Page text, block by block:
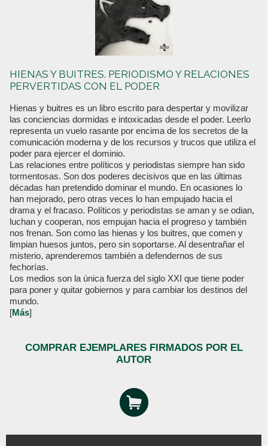
HIENAS Y BUITRES. PERIODISMO Y RELACIONES
PERVERTIDAS CON EL PODER
Hienas y buitres es un libro escrito para despertar y movilizar
las conciencias dormidas e intoxicadas desde el poder. Leerlo
representa un vuelo rasante por encima de los secretos de la
comunicación moderna y de los recursos y trucos que utiliza el
poder para ejercer el dominio.
Las relaciones entre políticos y periodistas siempre han sido
tormentosas. Son dos poderes decisivos que en las últimas
décadas han pretendido dominar el mundo. En ocasiones lo
han mejorado, pero otras veces lo han empujado hacia el
drama y el fracaso. Políticos y periodistas se aman y se odian,
luchan y cooperan, nos empujan hacia el progreso y también
nos frenan. Son como las hienas y los buitres, que comen y
limpian huesos juntos, pero sin soportarse. Al desentrañar el
misterio, aprenderemos también a defendernos de sus
fechorías.
Los medios son la única fuerza del siglo XXI que tiene poder
para poner y quitar gobiernos y para cambiar los destinos del
mundo.
[Más]
COMPRAR EJEMPLARES FIRMADOS POR EL
AUTOR